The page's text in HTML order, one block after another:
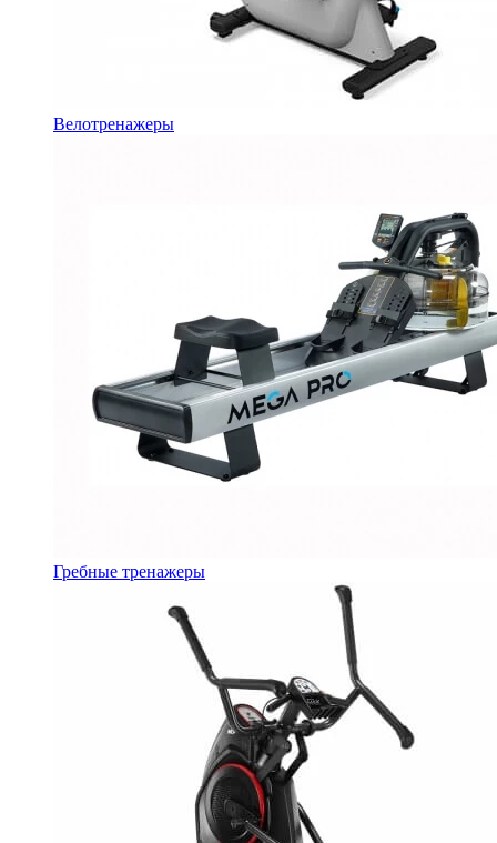
Велотренажеры
Гребные тренажеры